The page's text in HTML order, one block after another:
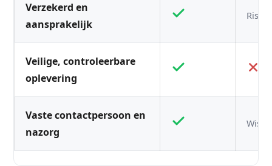
Verzekerd en
aansprakelijk
Veilige, controleerbare
oplevering
Vaste contactpersoon en
nazorg